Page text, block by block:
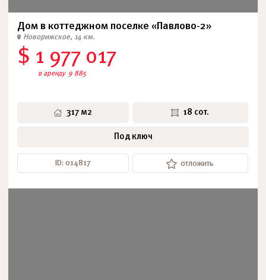
Дом в коттеджном поселке «Павлово-2»
Новорижское, 14 км.
$ 1 977 017
в аренду 9 885
317 м2 18 сот.
Под ключ
ID: 014817 отложить